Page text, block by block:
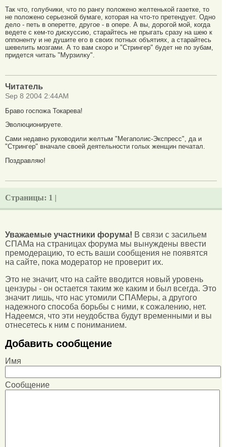
Так что, голубчики, что по рангу положено желтенькой газетке, то
не положено серьезной бумаге, которая на что-то претендует. Одно
дело - петь в оперетте, другое - в опере. А вы, дорогой мой, когда
ведете с кем-то дискуссию, старайтесь не прыгать сразу на шею к
оппоненту и не душите его в своих потных объятиях, а старайтесь
шевелить мозгами. А то вам скоро и "Стрингер" будет не по зубам,
придется читать "Мурзилку".
Читатель
Sep 8 2004 2:44AM
Браво госпожа Токарева!
Эволюционируете.
Сами недавно руководили желтым "Мегаполис-Экспресс", да и
"Стрингер" вначале своей деятельности голых женщин печатал.
Поздравляю!
Страницы: 1 |
Уважаемые участники форума! В связи с засильем
СПАМа на страницах форума мы вынуждены ввести
премодерацию, то есть ваши сообщения не появятся
на сайте, пока модератор не проверит их.
Это не значит, что на сайте вводится новый уровень
цензуры - он остается таким же каким и был всегда. Это
значит лишь, что нас утомили СПАМеры, а другого
надежного способа борьбы с ними, к сожалению, нет.
Надеемся, что эти неудобства будут временными и вы
отнесетесь к ним с пониманием.
Добавить сообщение
Имя
Сообщение